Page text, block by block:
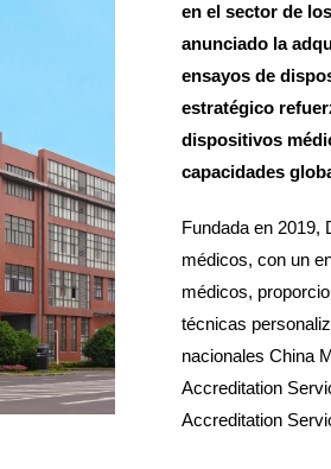
en el sector de
anunciado la
ensayos de
estratégico
dispositivos
capacidades
Fundada en 2019,
médicos, con un
médicos,
técnicas
nacionales China
Accreditation
Accreditation